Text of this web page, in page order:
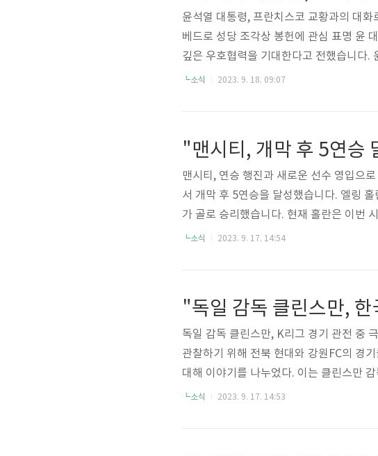
윤석열 대통령, 프란치스코 교황과의 대
베드로 성당 조각상 봉헌에 관심 표명 윤
깊은 우호협력을 기대한다고 전했습니다.
을 봉헌할 수 있도록 관심을 가져주었던
┗소식 2023. 9. 18. 09:07
맨시티, 연승 행진과 새로운 선수 영입으
서 개막 후 5연승을 달성했습니다. 엘링
가 골로 승리했습니다. 현재 홀란은 이번
렀으며 이번 시즌 챔피언스리그에서도 좋
┗소식 2023. 9. 17. 14:54
독일 감독 클린스만, K리그 경기 관전 중
관찰하기 위해 전북 현대와 강원FC의 경
대해 이야기를 나누었다. 이는 클린스만
유료 관중 집계를 시작한 K리그1은 이번
┗소식 2023. 9. 17. 14:53